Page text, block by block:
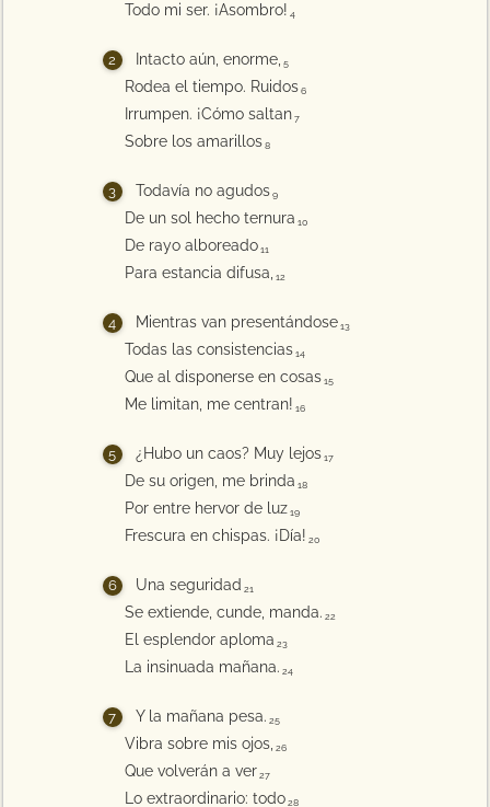
Todo mi ser. ¡Asombro! 4
Intacto aún, enorme, 5
Rodea el tiempo. Ruidos 6
Irrumpen. ¡Cómo saltan 7
Sobre los amarillos 8
Todavía no agudos 9
De un sol hecho ternura 10
De rayo alboreado 11
Para estancia difusa, 12
Mientras van presentándose 13
Todas las consistencias 14
Que al disponerse en cosas 15
Me limitan, me centran! 16
¿Hubo un caos? Muy lejos 17
De su origen, me brinda 18
Por entre hervor de luz 19
Frescura en chispas. ¡Día! 20
Una seguridad 21
Se extiende, cunde, manda. 22
El esplendor aploma 23
La insinuada mañana. 24
Y la mañana pesa. 25
Vibra sobre mis ojos, 26
Que volverán a ver 27
Lo extraordinario: todo 28